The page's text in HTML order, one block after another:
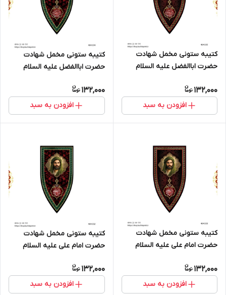
کتیبه ستونی مخمل شهادت
حضرت اباالفضل علیه السلام
132,000
افزودن به سبد
کتیبه ستونی مخمل شهادت
حضرت اباالفضل علیه السلام
132,000
افزودن به سبد
کتیبه ستونی مخمل شهادت
حضرت امام علی علیه السلام
132,000
افزودن به سبد
کتیبه ستونی مخمل شهادت
حضرت امام علی علیه السلام
132,000
افزودن به سبد